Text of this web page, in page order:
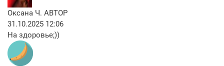
Оксана Ч. АВТОР
31.10.2025 12:06
На здоровье;))